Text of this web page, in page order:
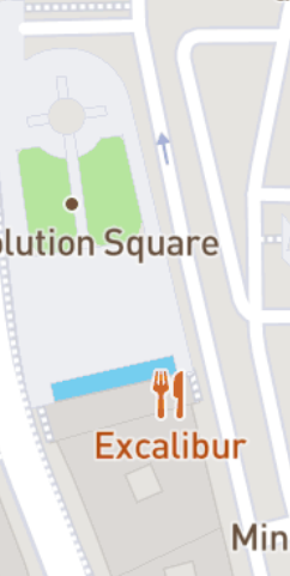
/ Oana Predescu
Mitrea
Cristina Danu